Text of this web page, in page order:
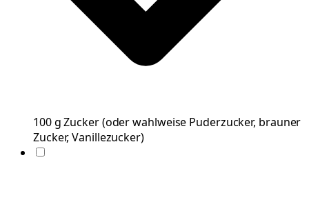
100g Zucker(oder wahlweise Puderzucker, brauner
Zucker, Vanillezucker)